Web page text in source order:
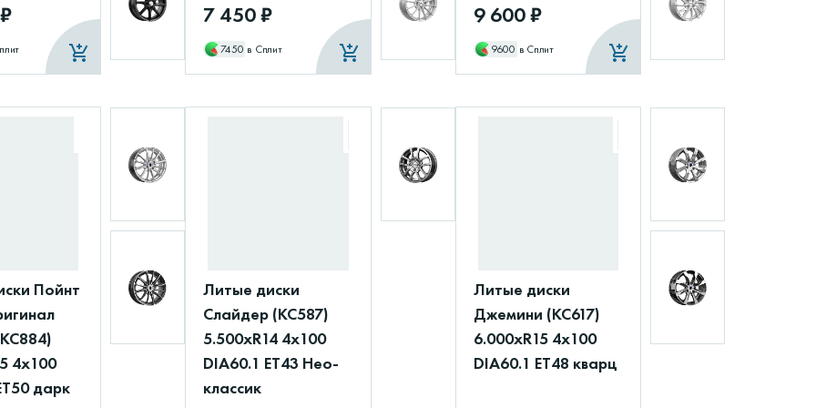
7 450 ₽
7450 в Сплит
9 600 ₽
9600 в Сплит
Пойнт
4x100
дарк
Литые диски
Слайдер (КС587)
5.500xR14 4x100
DIA60.1 ET43 Нео-
классик
Литые диски
Джемини (КС617)
6.000xR15 4x100
DIA60.1 ET48 кварц